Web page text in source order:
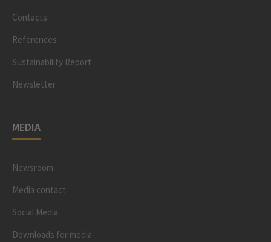
Contacts
References
Sustainability Report
Newsletter
MEDIA
Newsroom
Media contact
Social Media
Downloads for media